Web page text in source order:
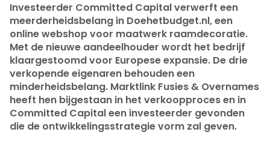
Investeerder Committed Capital verwerft een
meerderheidsbelang in Doehetbudget.nl, een
online webshop voor maatwerk raamdecoratie.
Met de nieuwe aandeelhouder wordt het bedrijf
klaargestoomd voor Europese expansie. De drie
verkopende eigenaren behouden een
minderheidsbelang. Marktlink Fusies & Overnames
heeft hen bijgestaan in het verkoopproces en in
Committed Capital een investeerder gevonden
die de ontwikkelingsstrategie vorm zal geven.